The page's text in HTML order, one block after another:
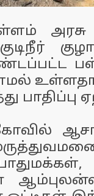
அரசு
பாதிப்பு